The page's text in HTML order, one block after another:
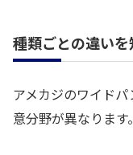
種類ごとの違いを
アメカジのワイド
意分野が異なります。